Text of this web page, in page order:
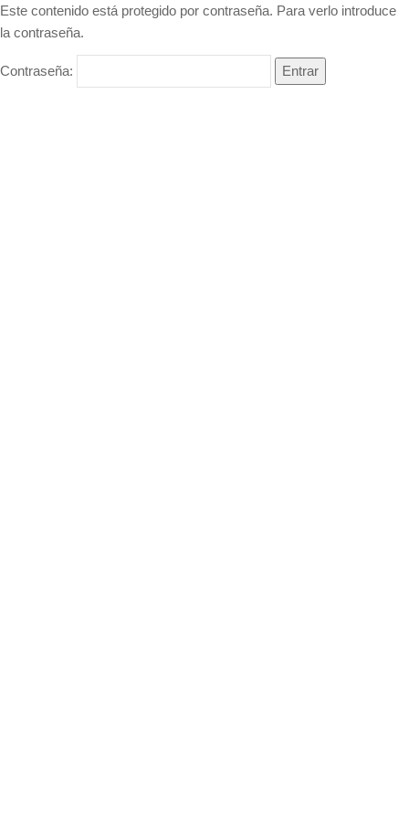
Este contenido está protegido por contraseña. Para verlo introduce
la contraseña.
Contraseña: